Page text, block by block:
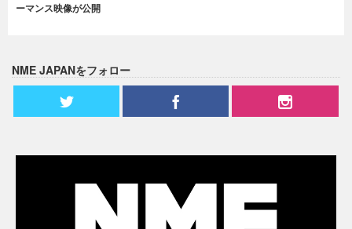
ーマンス映像が公開
NME JAPANをフォロー